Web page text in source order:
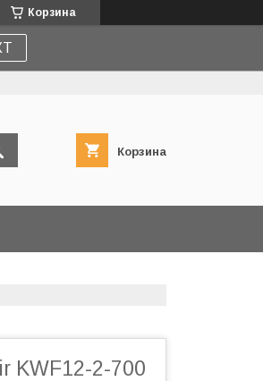
Корзина
Корзина
KWF12-2-700